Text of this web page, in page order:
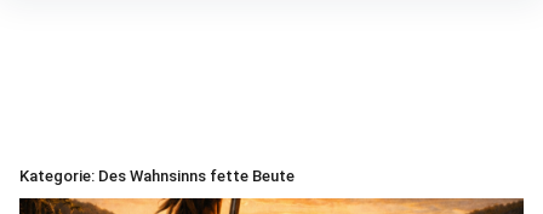
Kategorie: Des Wahnsinns fette Beute